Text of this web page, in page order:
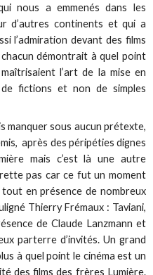
nous a emmenés dans les
d’autres continents et qui a
l’admiration devant des films
démontrait à quel point
l’art de la mise en
de fictions et non de simples
manquer sous aucun prétexte,
après des péripéties dignes
mais c’est là une autre
pas car ce fut un moment
en présence de nombreux
Thierry Frémaux : Taviani,
de Claude Lanzmann et
parterre d’invités. Un grand
à quel point le cinéma est un
des films des frères Lumière.